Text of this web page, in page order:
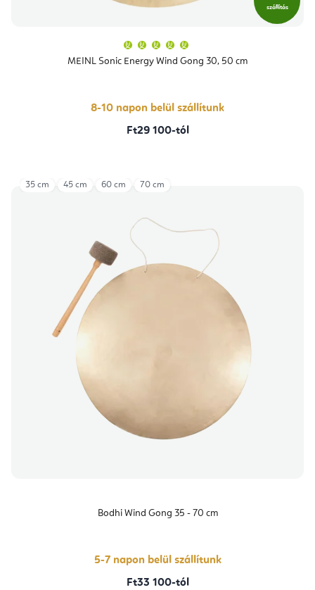
szállítás
MEINL Sonic Energy Wind Gong 30, 50 cm
átlagos
értékelése
csillag.
8-10 napon belül szállítunk
Ft29 100-tól
Bodhi Wind Gong 35 - 70 cm
5-7 napon belül szállítunk
Ft33 100-tól
35 cm 45 cm 60 cm 70 cm